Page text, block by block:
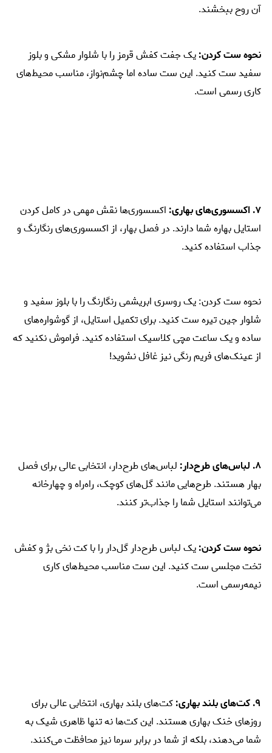
آن روح ببخشند.
نحوه ست کردن:یک جفت کفش قرمز را با شلوار مشکی و بلوز
سفید ست کنید. این ست ساده اما چشم‌نواز، مناسب محیط‌های
کاری رسمی است.
۷. اکسسوری‌های بهاری:
اکسسوری‌ها نقش مهمی در کامل کردن
استایل بهاره شما دارند. در فصل بهار، از اکسسوری‌های رنگارنگ و
جذاب استفاده کنید.
نحوه ست کردن: یک روسری ابریشمی رنگارنگ را با بلوز سفید و
شلوار جین تیره ست کنید. برای تکمیل استایل، از گوشواره‌های
ساده و یک ساعت مچی کلاسیک استفاده کنید. فراموش نکنید که
از عینک‌های فریم رنگی نیز غافل نشوید!
۸. لباس‌های طرح‌دار:
لباس‌های طرح‌دار، انتخابی عالی برای فصل
بهار هستند. طرح‌هایی مانند گل‌های کوچک، راه‌راه و چهارخانه
می‌توانند استایل شما را جذاب‌تر کنند.
نحوه ست کردن:یک لباس طرح‌دار گل‌دار را با کت نخی بژ و کفش
تخت مجلسی ست کنید. این ست مناسب محیط‌های کاری
نیمه‌رسمی است.
۹. کت‌های بلند بهاری:
کت‌های بلند بهاری، انتخابی عالی برای
روزهای خنک بهاری هستند. این کت‌ها نه تنها ظاهری شیک به
شما می‌دهند، بلکه از شما در برابر سرما نیز محافظت می‌کنند.